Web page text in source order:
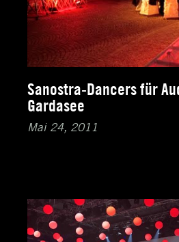
Sanostra-Dancers für
Gardasee
Mai 24, 2011